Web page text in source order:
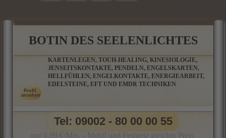
BOTIN DES SEELENLICHTES
KARTENLEGEN, TOUH-HEALING, KINESIOLOGIE,
JENSEITSKONTAKTE, PENDELN, ENGELSKARTEN,
HELLFÜHLEN, ENGELKONTAKTE, ENERGIEARBEIT,
EDELSTEINE, EFT UND EMDR TECHNIKEN
Tel: 09002 - 80 00 00 55